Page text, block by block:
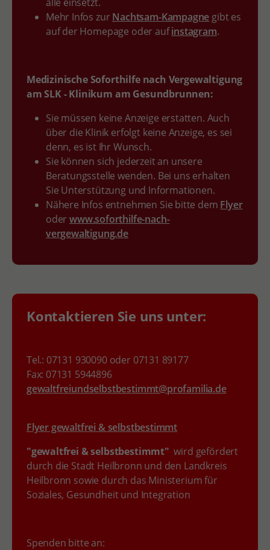
Mehr Infos zur Nachtsam-Kampagne gibt es
auf der Homepage oder aufinstagram.
Medizinische Soforthilfe nach Vergewaltigung
am SLK - Klinikum am Gesundbrunnen:
Sie müssen keine Anzeige erstatten. Auch
über die Klinik erfolgt keine Anzeige, es sei
denn, es ist Ihr Wunsch.
Sie können sich jederzeit an unsere
Beratungsstelle wenden. Bei uns erhalten
Sie Unterstützung und Informationen.
Nähere Infos entnehmen Sie bitte dem Flyer
oderwww.soforthilfe-nach-
vergewaltigung.de
Kontaktieren Sie uns unter:
Tel.: 07131 930090 oder 07131 89177
Fax: 07131 5944896
gewaltfreiundselbstbestimmt@profamilia.de
Flyer gewaltfrei & selbstbestimmt
"gewaltfrei & selbstbestimmt"wird gefördert
durch die Stadt Heilbronn und den Landkreis
Heilbronn sowie durch das Ministerium für
Soziales, Gesundheit und Integration
Spenden bitte an: